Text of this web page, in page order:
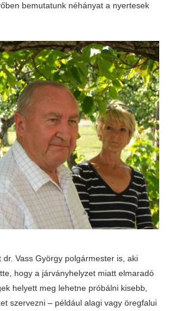
bemutatunk néhányat a nyertesek
Vass György polgármester is, aki
hogy a járványhelyzet miatt elmaradó
helyett meg lehetne próbálni kisebb,
szervezni – például alagi vagy öregfalui